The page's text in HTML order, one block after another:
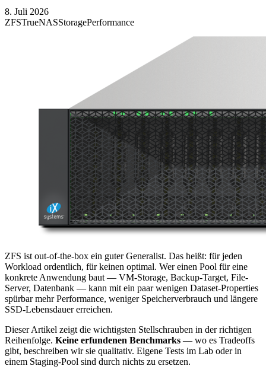
8. Juli 2026
ZFSTrueNASStoragePerformance
ZFS ist out-of-the-box ein guter Generalist. Das heißt: für jeden
Workload ordentlich, für keinen optimal. Wer einen Pool für eine
konkrete Anwendung baut — VM-Storage, Backup-Target, File-
Server, Datenbank — kann mit ein paar wenigen Dataset-Properties
spürbar mehr Performance, weniger Speicherverbrauch und längere
SSD-Lebensdauer erreichen.
Dieser Artikel zeigt die wichtigsten Stellschrauben in der richtigen
Reihenfolge. Keine erfundenen Benchmarks — wo es Tradeoffs
gibt, beschreiben wir sie qualitativ. Eigene Tests im Lab oder in
einem Staging-Pool sind durch nichts zu ersetzen.